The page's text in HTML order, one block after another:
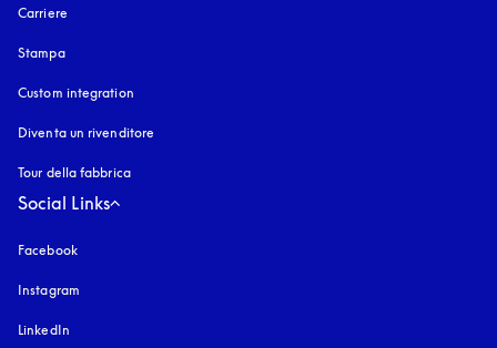
Carriere
Stampa
Custom integration
Diventa un rivenditore
Tour della fabbrica
Social Links
Facebook
Instagram
LinkedIn